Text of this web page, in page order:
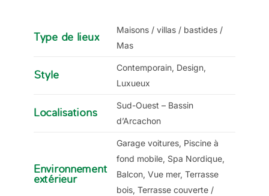
Type de lieux
Maisons / villas / bastides /
Mas
Style
Contemporain, Design,
Luxueux
Localisations
Sud-Ouest – Bassin
d’Arcachon
Environnement
extérieur
Garage voitures, Piscine à
fond mobile, Spa Nordique,
Balcon, Vue mer, Terrasse
bois, Terrasse couverte /